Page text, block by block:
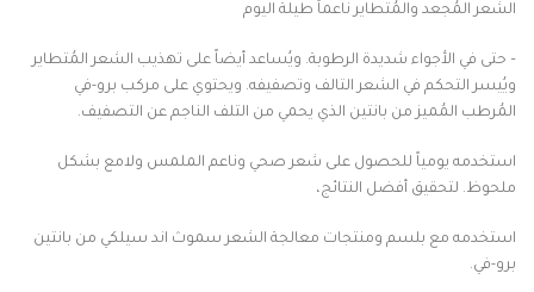
الشعر المُجعد والمُتطاير ناعماً طيلة اليوم
– حتى في الأجواء شديدة الرطوبة. ويُساعد أيضاً على تهذيب الشعر المُتطاير
ويُيسر التحكم في الشعر التالف وتصفيفه. ويحتوي على مركب برو-في
المُرطب المُميز من بانتين الذي يحمي من التلف الناجم عن التصفيف.
استخدمه يومياً للحصول على شعر صحي وناعم الملمس ولامع بشكل
ملحوظ. لتحقيق أفضل النتائج،
استخدمه مع بلسم ومنتجات معالجة الشعر سموث اند سيلكي من بانتين
برو-في.